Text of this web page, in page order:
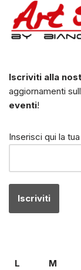
Iscriviti alla
aggiornamenti
eventi!
Inserisci qui la
L
M